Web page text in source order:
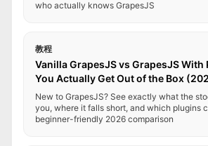
who actually knows GrapesJS
教程
Vanilla GrapesJS vs GrapesJS With
You Actually Get Out of the Box
New to GrapesJS? See exactly what the
you, where it falls short, and which plugins
beginner-friendly 2026 comparison